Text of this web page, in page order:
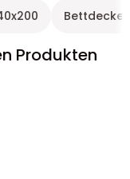
Bettdecke
Produkten